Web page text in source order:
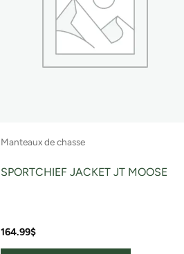
Manteaux de chasse
SPORTCHIEF JACKET JT MOOSE
164.99$
être